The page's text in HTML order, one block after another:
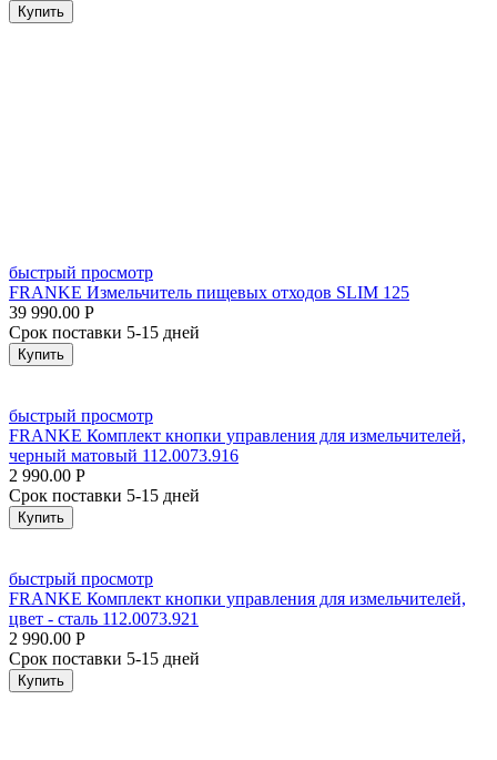
Купить
быстрый просмотр
FRANKE Измельчитель пищевых отходов SLIM 125
39 990.00 Р
Срок поставки 5-15 дней
Купить
быстрый просмотр
FRANKE Комплект кнопки управления для измельчителей,
черный матовый 112.0073.916
2 990.00 Р
Срок поставки 5-15 дней
Купить
быстрый просмотр
FRANKE Комплект кнопки управления для измельчителей,
цвет - сталь 112.0073.921
2 990.00 Р
Срок поставки 5-15 дней
Купить